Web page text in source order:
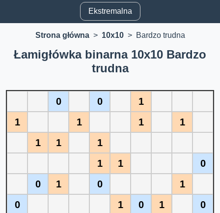
Ekstremalna
Strona główna > 10x10 > Bardzo trudna
Łamigłówka binarna 10x10 Bardzo
trudna
0 0
1
1
1 1
1
1
1
1
1
1
0
0
1 0
1
0
1 0 1
0